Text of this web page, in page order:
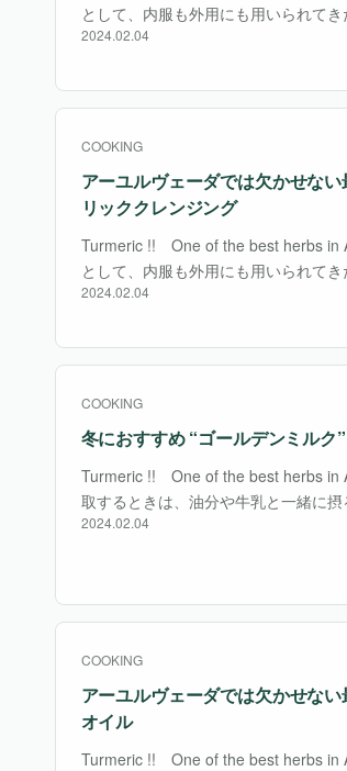
として、内服も外用にも用いられて
つ。当初はその鮮やかな黄金色を染料
2024.02.04
COOKING
アーユルヴェーダでは欠かせな
リッククレンジング
Turmeric !! One of the best herbs in
として、内服も外用にも用いられて
つ。当初はその鮮やかな黄金色を染料
2024.02.04
COOKING
冬におすすめ “ゴールデンミルク”
Turmeric !! One of the best herbs in
取するときは、油分や牛乳と一緒に
に摂る温かいゴールデンミルクは、寒
2024.02.04
COOKING
アーユルヴェーダでは欠かせな
オイル
Turmeric !! One of the best herbs in